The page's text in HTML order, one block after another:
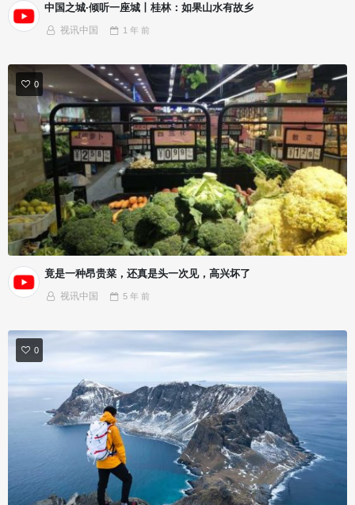
中国之城·倾听一座城丨桂林：如果山水有故乡
视讯中国 1 年 前
0
竟是一种昂贵菜，还真是头一次见，高兴坏了
视讯中国 5 年 前
0